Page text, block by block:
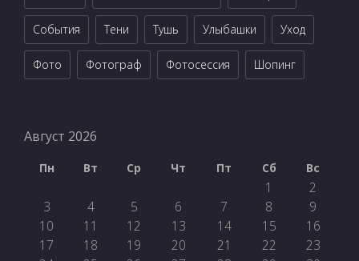
События Тени Тушь Улыбашки Уход
Фото Фотограф Фотосессия Шопинг
Август 2026
Пн Вт Ср Чт Пт Сб Вс
1
2
3
4 5 6 7 8
9
10
11 12 13 14 15
16
17
18 19 20 21 22
23